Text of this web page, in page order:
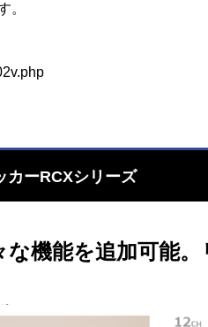
。
カーRCXシリーズ
機能を追加可能